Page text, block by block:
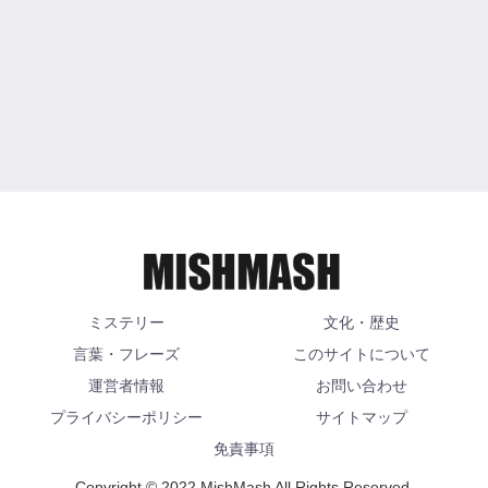
ミステリー
文化・歴史
言葉・フレーズ
このサイトについて
運営者情報
お問い合わせ
プライバシーポリシー
サイトマップ
免責事項